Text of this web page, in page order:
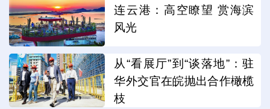
连云港：高空瞭望 赏海滨
风光
从“看展厅”到“谈落地”：驻
华外交官在皖抛出合作橄榄
枝